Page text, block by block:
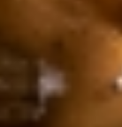
עבור
לתמונה
הקודמת